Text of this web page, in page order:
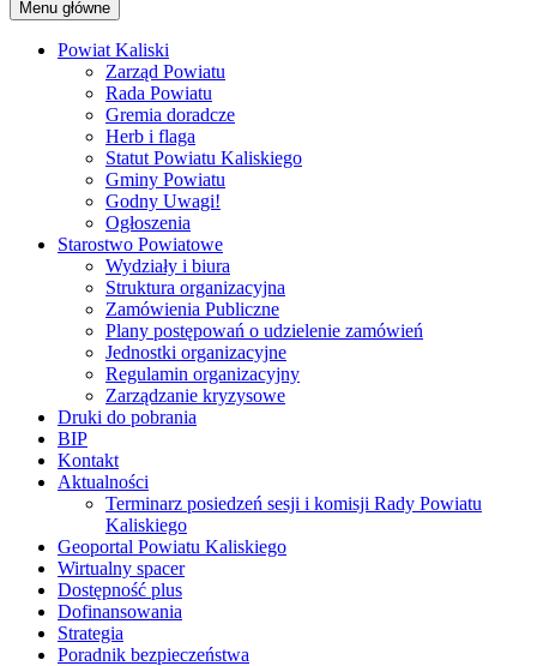
Menu główne
Powiat Kaliski
Zarząd Powiatu
Rada Powiatu
Gremia doradcze
Herb i flaga
Statut Powiatu Kaliskiego
Gminy Powiatu
Godny Uwagi!
Ogłoszenia
Starostwo Powiatowe
Wydziały i biura
Struktura organizacyjna
Zamówienia Publiczne
Plany postępowań o udzielenie zamówień
Jednostki organizacyjne
Regulamin organizacyjny
Zarządzanie kryzysowe
Druki do pobrania
BIP
Kontakt
Aktualności
Terminarz posiedzeń sesji i komisji Rady Powiatu
Kaliskiego
Geoportal Powiatu Kaliskiego
Wirtualny spacer
Dostępność plus
Dofinansowania
Strategia
Poradnik bezpieczeństwa